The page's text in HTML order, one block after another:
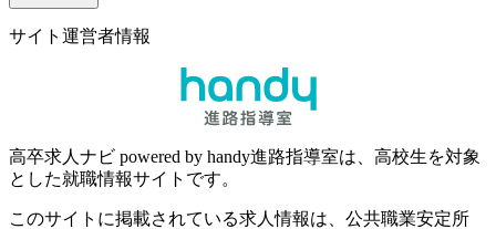
サイト運営者情報
高卒求人ナビ powered by handy進路指導室は、高校生を対象
とした就職情報サイトです。
このサイトに掲載されている求人情報は、公共職業安定所